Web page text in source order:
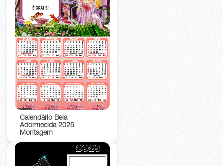
Calendário Bela
Adormecida 2025
Montagem